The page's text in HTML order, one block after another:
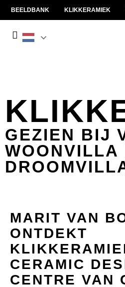
BEELDBANK KLIKKERAMIEK
GEZIEN BIJ
WOONVILLA
MARIT VAN
ONTDEKT
CERAMIC
CENTRE VAN